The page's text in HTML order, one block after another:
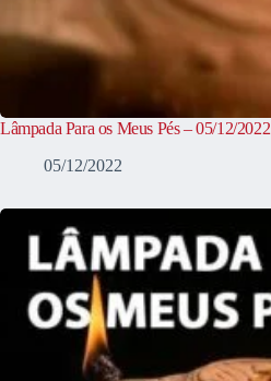
Lâmpada Para os Meus Pés – 05/12/2022
05/12/2022